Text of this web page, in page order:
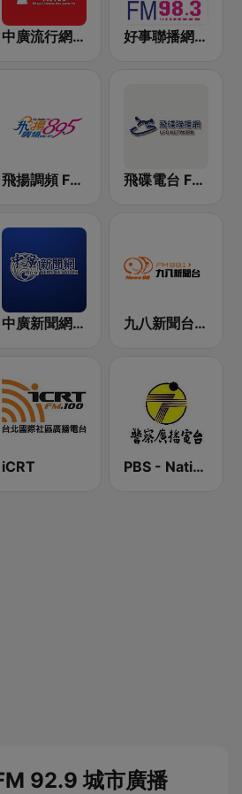
中廣流行網 I like radio 好事聯播網 港都983 Best Radio FM98.3
飛揚調頻 FM 89.5 飛碟電台 FM92.1
中廣新聞網 BCC News Radio 九八新聞台 News98 FM 98.1
iCRT PBS - National Transportation
92.9 城市廣播